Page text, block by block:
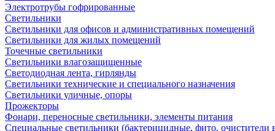
Электротрубы гофрированные
Светильники
Светильники для офисов и административных помещений
Светильники для жилых помещений
Точечные светильники
Светильники влагозащищенные
Светодиодная лента, гирлянды
Светильники технические и специального назначения
Светильники уличные, опоры
Прожекторы
Фонари, переносные светильники, элементы питания
Специальные светильники (бактерицидные, фито, очистители